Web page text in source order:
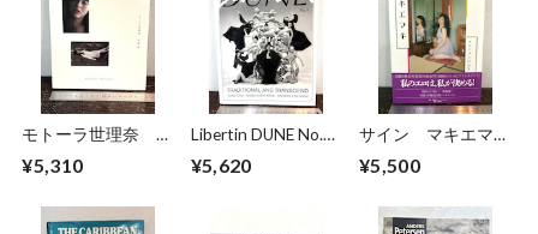
モトーラ世理奈
¥5,310
Libertin DUNE No.5
TRANSCEND
¥5,620
サイン マキエマキ
¥5,500